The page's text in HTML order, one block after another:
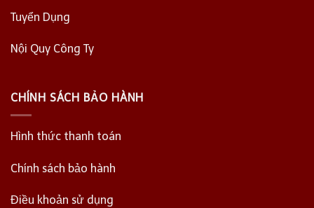
Tuyển Dụng
Nội Quy Công Ty
CHÍNH SÁCH BẢO HÀNH
Hình thức thanh toán
Chính sách bảo hành
Điều khoản sử dụng